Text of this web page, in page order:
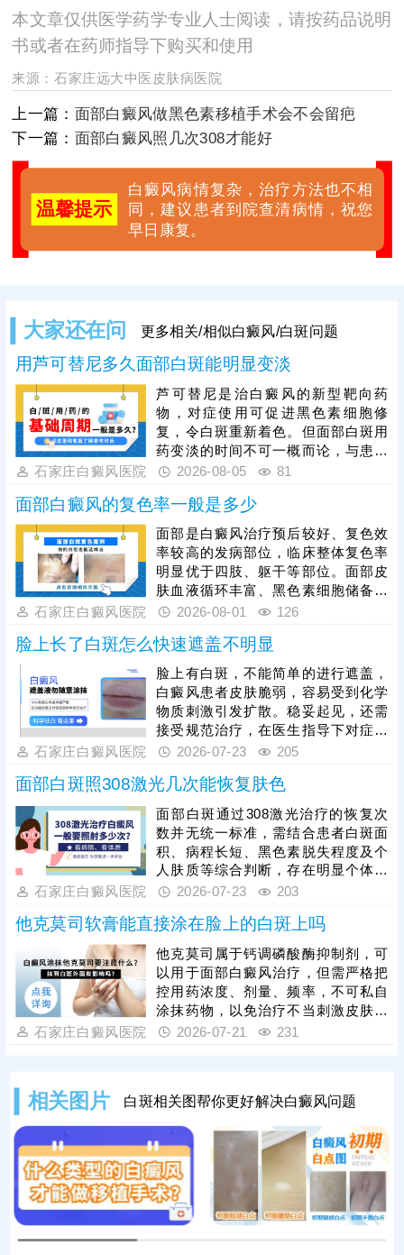
本文章仅供医学药学专业人士阅读，请按药品说明
书或者在药师指导下购买和使用
来源：石家庄远大中医皮肤病医院
上一篇： 面部白癜风做黑色素移植手术会不会留疤
下一篇： 面部白癜风照几次308才能好
温馨提示
白癜风病情复杂，治疗方法也不相
同，建议患者到院查清病情，祝您
早日康复。
大家还在问 更多相关/相似白癜风/白斑问题
用芦可替尼多久面部白斑能明显变淡
芦可替尼是治白癜风的新型靶向药
物，对症使用可促进黑色素细胞修
复，令白斑重新着色。但面部白斑用
药变淡的时间不可一概而论，与患者
年龄、白斑脱色程度、是否做好护理
趁着发病早期就医，早期白斑症状
轻，及时治疗恢复速度更快。同时，
还需注意，并非所有患者都适合使用
芦可替尼，治疗前务必先做检查分析
病情，对症用药，令祛白真正发挥作
用。
石家庄白癜风医院 2026-08-05 81
面部白癜风的复色率一般是多少
面部是白癜风治疗预后较好、复色效
率较高的发病部位，临床整体复色率
明显优于四肢、躯干等部位。面部皮
肤血液循环丰富、黑色素细胞储备充
足，对治疗敏感度高，是其更易复色
的核心原因。面部白斑治疗切忌盲目
用药、偏方医治，不当干预易刺激皮
肤、加重色素脱失，需坚持科学规范
化治疗。308准分子激光是面部白癜
风的优选治疗方式，安全性高、针对
性强，准确作用于白斑病灶，刺激黑
色素细胞再生，适配面部娇嫩肌肤，
白癜风复色是循序渐进的过程，患者
需保持
石家庄白癜风医院 2026-08-01 126
脸上长了白斑怎么快速遮盖不明显
脸上有白斑，不能简单的进行遮盖，
白癜风患者皮肤脆弱，容易受到化学
物质刺激引发扩散。稳妥起见，还需
接受规范治疗，在医生指导下对症用
药、照光治疗，促进黑色素细胞修
加强护理措施，避免外伤感染、暴
晒，养成健康生活习惯，防治结合，
消灭白斑，免遭困扰。
石家庄白癜风医院 2026-07-23 205
面部白斑照308激光几次能恢复肤色
面部白斑通过308激光治疗的恢复次
数并无统一标准，需结合患者白斑面
积、病程长短、黑色素脱失程度及个
人肤质等综合判断，存在明显个体差
异。治疗的核心关键在于坚持规律照
中断、暂停治疗，否则会导致黑色素
修复进程受阻，大幅延长治疗周期，
甚至造成病情反复。临床中可在医生
指导下搭配药物辅助治疗，加快肤色
恢复速度。同时，照光后的科学护理
必不可少，助力白斑快速复色。
石家庄白癜风医院 2026-07-23 203
他克莫司软膏能直接涂在脸上的白斑上吗
他克莫司属于钙调磷酸酶抑制剂，可
以用于面部白癜风治疗，但需严格把
控用药浓度、剂量、频率，不可私自
涂抹药物，以免治疗不当刺激皮肤。
而且白癜风病情复杂多变，并非所有
患者都适合使用他克莫司治疗，还需
以照美国进口308激光，无痛无创，
激活患处酪氨酸酶活性，促进黑色素
再分泌，加快病情好转。
石家庄白癜风医院 2026-07-21 231
相关图片 白斑相关图帮你更好解决白癜风问题